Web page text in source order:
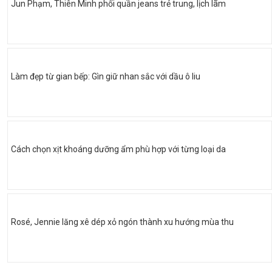
Jun Phạm, Thiên Minh phối quần jeans trẻ trung, lịch lãm
Làm đẹp từ gian bếp: Gìn giữ nhan sắc với dầu ô liu
Cách chọn xịt khoáng dưỡng ẩm phù hợp với từng loại da
Rosé, Jennie lăng xê dép xỏ ngón thành xu hướng mùa thu